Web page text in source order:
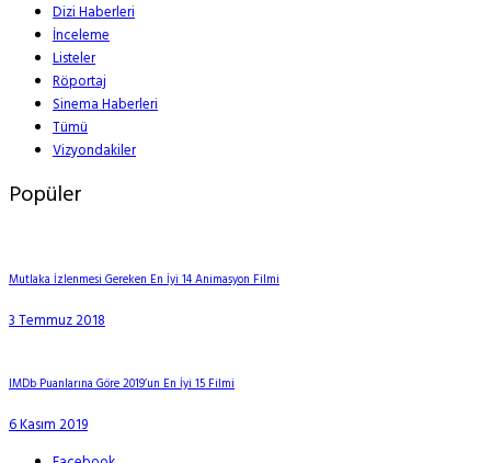
Dizi Haberleri
İnceleme
Listeler
Röportaj
Sinema Haberleri
Tümü
Vizyondakiler
Popüler
Mutlaka İzlenmesi Gereken En İyi 14 Animasyon Filmi
3 Temmuz 2018
IMDb Puanlarına Göre 2019’un En İyi 15 Filmi
6 Kasım 2019